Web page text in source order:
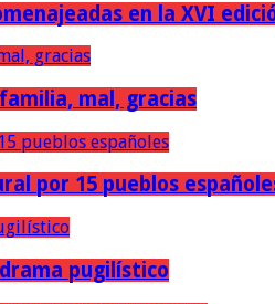
en la XVI
mal, gracias
por 15 pueblos
pugilístico